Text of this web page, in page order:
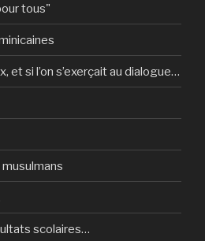
tous"
et si l’on s’exerçait au dialogue…
scolaires…